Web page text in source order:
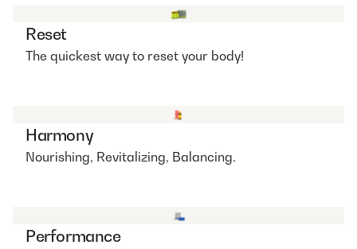
Reset
The quickest way to reset your body!
Harmony
Nourishing, Revitalizing, Balancing.
Performance